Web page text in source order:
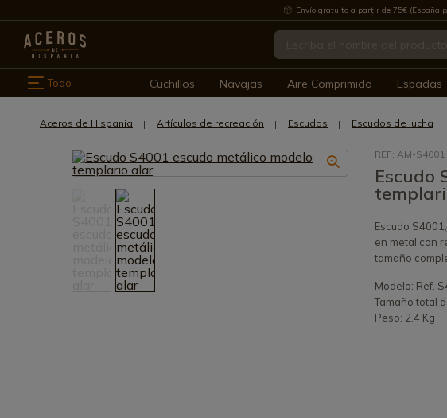
Envío gratuito a partir de 75€ (España
Todo Cuchillos Navajas Aire Comprimido Espadas
Aceros de Hispania Artículos de recreación Escudos Escudos de lucha
REF: AM-S4001
Escudo
Escudo
en metal con
tamaño
Modelo: Ref.
Tamaño total
Peso: 2.4 Kg